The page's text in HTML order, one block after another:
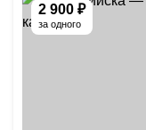
2 900 ₽
за одного